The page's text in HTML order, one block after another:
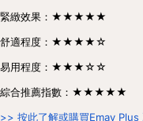
緊緻效果：★★★★★
舒適程度：★★★★☆
易用程度：★★★☆☆
綜合推薦指數：★★★★★
>> 按此了解或購買Emay Plus